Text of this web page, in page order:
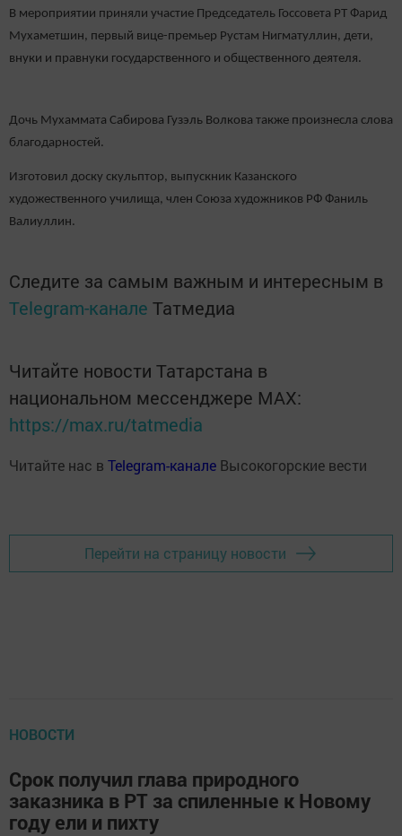
В мероприятии приняли участие Председатель Госсовета РТ Фарид
Мухаметшин, первый вице-премьер Рустам Нигматуллин, дети,
внуки и правнуки государственного и общественного деятеля.
Дочь Мухаммата Сабирова Гузэль Волкова также произнесла слова
благодарностей.
Изготовил доску скульптор, выпускник Казанского
художественного училища, член Союза художников РФ Фаниль
Валиуллин.
Следите за самым важным и интересным в
Telegram-канале Татмедиа
Читайте новости Татарстана в
национальном мессенджере MАХ:
https://max.ru/tatmedia
Читайте нас в Telegram-канале Высокогорские вести
Перейти на страницу новости
НОВОСТИ
Срок получил глава природного
заказника в РТ за спиленные к Новому
году ели и пихту